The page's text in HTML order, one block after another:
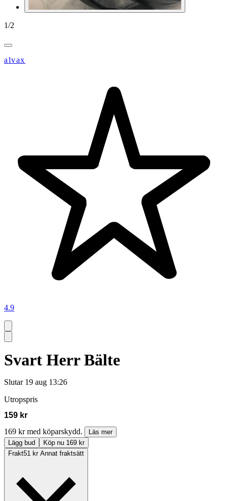
1/2
alvax
4.9
Svart Herr Bälte
Slutar 19 aug 13:26
Utropspris
159 kr
169 kr med köparskydd.
Läs mer
Lägg bud
Köp nu 169 kr
Frakt51 kr Annat fraktsätt